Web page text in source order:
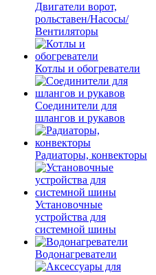
Двигатели ворот,
рольставен/Насосы/
Вентиляторы
Котлы и обогреватели
Соединители для
шлангов и рукавов
Радиаторы, конвекторы
Установочные
устройства для
системной шины
Водонагреватели